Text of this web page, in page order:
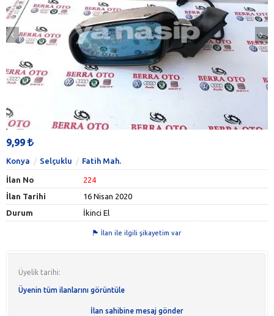
9,99
Konya Selçuklu Fatih Mah.
İlan No
224
İlan Tarihi
16 Nisan 2020
Durum
İkinci El
İlan ile ilgili şikayetim var
Üyelik tarihi:
Üyenin tüm ilanlarını görüntüle
İlan sahibine mesaj gönder